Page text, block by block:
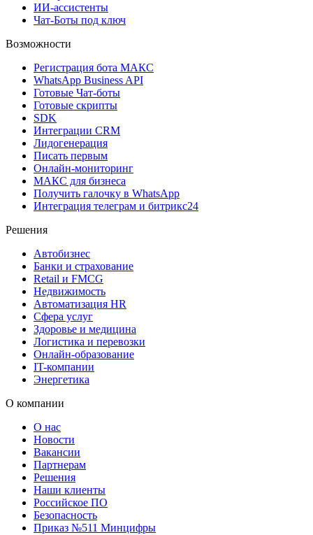
ИИ-ассистенты
Чат-Боты под ключ
Возможности
Регистрация бота MAКС
WhatsApp Business API
Готовые Чат-боты
Готовые скрипты
SDK
Интеграции CRM
Лидогенерация
Писать первым
Онлайн-мониторинг
MAКС для бизнеса
Получить галочку в WhatsApp
Интеграция телеграм и битрикс24
Решения
Автобизнес
Банки и страхование
Retail и FMCG
Недвижимость
Автоматизация HR
Сфера услуг
Здоровье и медицина
Логистика и перевозки
Онлайн-образование
IT-компании
Энергетика
О компании
О нас
Новости
Вакансии
Партнерам
Решения
Наши клиенты
Российское ПО
Безопасность
Приказ №511 Минцифры